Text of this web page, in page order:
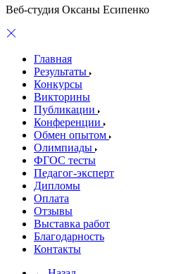
Веб-студия Оксаны Есипенко
Главная
Результаты
Конкурсы
Викторины
Публикации
Конференции
Обмен опытом
Олимпиады
ФГОС тесты
Педагог-эксперт
Дипломы
Оплата
Отзывы
Выставка работ
Благодарность
Контакты